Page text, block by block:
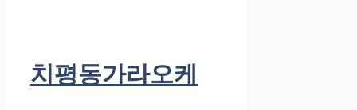
치평동가라오케